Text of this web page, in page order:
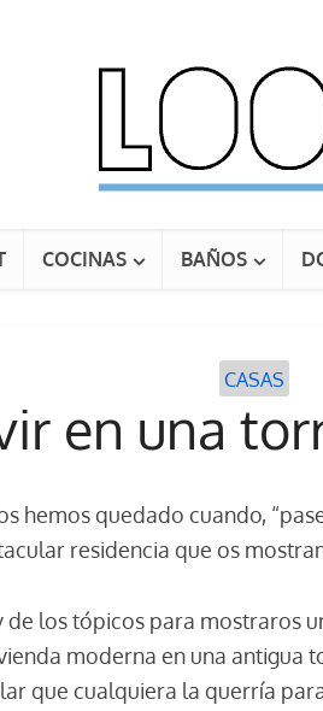
COCINAS BAÑOS
CASAS
en una
hemos quedado cuando,
residencia que os
los tópicos para mostraros
moderna en una antigua
que cualquiera la querría